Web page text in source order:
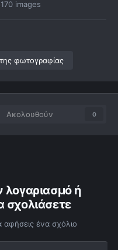
images
φωτογραφίας
Ακολουθούν 0
λογαριασμό ή
σχολιάσετε
αφήσεις ένα σχόλιο